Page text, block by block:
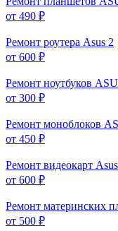
от 490 ₽
Ремонт роутера Asus 2
от 600 ₽
Ремонт ноутбуков
от 300 ₽
Ремонт моноблоков
от 450 ₽
Ремонт видеокарт Asus
от 600 ₽
Ремонт материнских
от 500 ₽